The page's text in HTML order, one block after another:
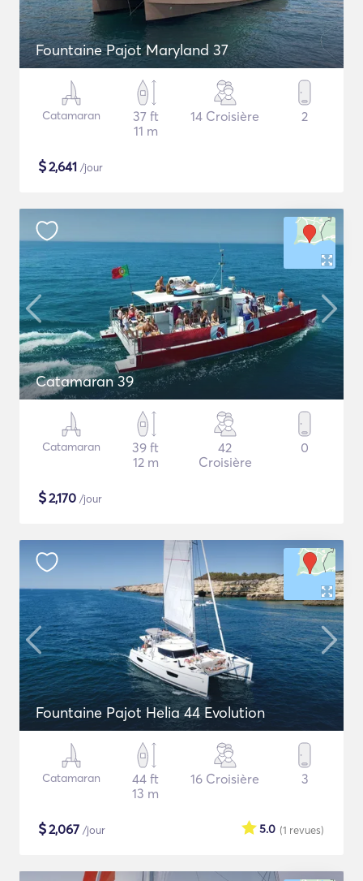
Fountaine Pajot Maryland 37
Catamaran
37 ft
11 m
14 Croisière 2
$2,641 /jour
Catamaran 39
Catamaran
39 ft
12 m
42
Croisière
0
$2,170 /jour
Fountaine Pajot Helia 44 Evolution
Catamaran
44 ft
13 m
16 Croisière 3
$2,067 /jour (1 revues)
5.0